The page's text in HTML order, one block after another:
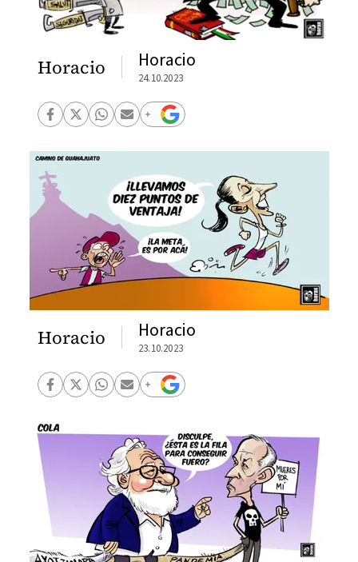
Horacio Horacio
24.10.2023
Horacio Horacio
23.10.2023